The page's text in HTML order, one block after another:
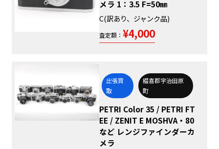
メラ 1：3.5 F=50㎜
C(訳あり、ジャンク品)
査定額： ¥4,000
出張買
取
綴喜郡宇治田原
町
PETRI Color 35 / PETRI FT
EE / ZENIT E MOSHVA・80
など レンジファインダーカ
メラ